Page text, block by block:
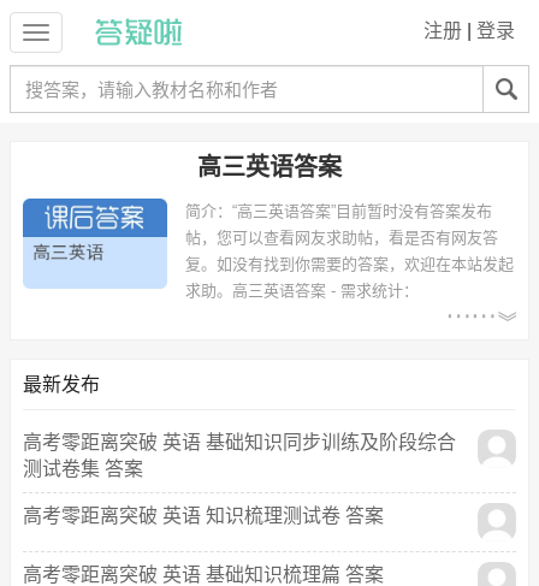
注册 登录
高三英语答案
简介： “高三英语答案”目前暂时没有答案发布
帖，您可以查看网友求助帖，看是否有网友答
复。如没有找到你需要的答案，欢迎在本站发起
求助。 高三英语答案 - 需求统计：
：衡水中学、内蒙古农业大学、职
校、沙市五中、沈阳铁中、第八中学 等。
最新发布
高考零距离突破 英语 基础知识同步训练及阶段综合
测试卷集 答案
高考零距离突破 英语 知识梳理测试卷 答案
高考零距离突破 英语 基础知识梳理篇 答案